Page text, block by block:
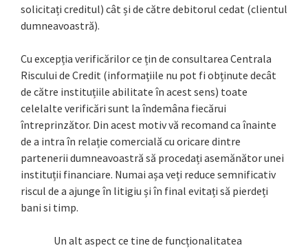
solicitați creditul) cât și de către debitorul cedat (clientul
dumneavoastră).
Cu excepția verificărilor ce țin de consultarea Centrala
Riscului de Credit (informațiile nu pot fi obținute decât
de către instituțiile abilitate în acest sens) toate
celelalte verificări sunt la îndemâna fiecărui
întreprinzător. Din acest motiv vă recomand ca înainte
de a intra în relație comercială cu oricare dintre
partenerii dumneavoastră să procedați asemănător unei
instituții financiare. Numai așa veți reduce semnificativ
riscul de a ajunge în litigiu și în final evitați să pierdeți
bani si timp.
Un alt aspect ce tine de funcționalitatea